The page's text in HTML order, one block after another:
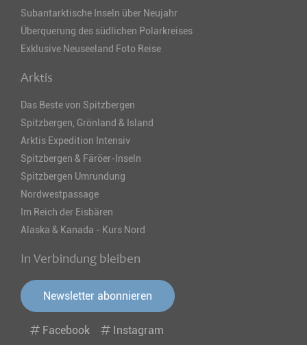
Subantarktische Inseln über Neujahr
Überquerung des südlichen Polarkreises
Exklusive Neuseeland Foto Reise
Arktis
Das Beste von Spitzbergen
Spitzbergen, Grönland & Island
Arktis Expedition Intensiv
Spitzbergen & Färöer-Inseln
Spitzbergen Umrundung
Nordwestpassage
Im Reich der Eisbären
Alaska & Kanada - Kurs Nord
In Verbindung bleiben
Newsletter abonnieren
Facebook Instagram